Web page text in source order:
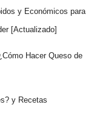
y Económicos para
[Actualizado]
Hacer Queso de
y Recetas